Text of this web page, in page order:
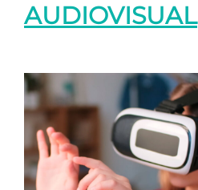
AUDIOVISUAL